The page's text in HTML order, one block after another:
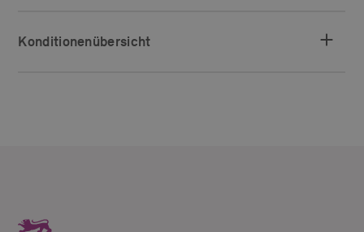
Konditionenübersicht